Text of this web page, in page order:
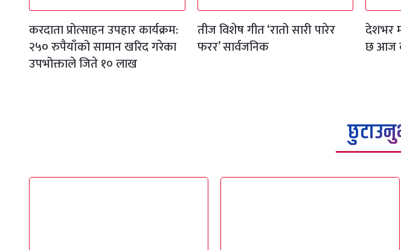
करदाता प्रोत्साहन उपहार कार्यक्रम:
२५० रुपैयाँको सामान खरिद गरेका
उपभोक्ताले जिते १० लाख
तीज विशेष गीत ‘रातो सारी पारेर
फरर’ सार्वजनिक
देशभर
छ आज